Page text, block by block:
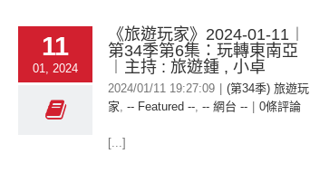
11
01, 2024
《旅遊玩家》2024-01-11︱
第34季第6集：玩轉東南亞
︱主持 : 旅遊鍾 , 小卓
2024/01/11 19:27:09
(第34季) 旅遊玩
家, -- Featured --, -- 網台 -- 0條評論
[...]